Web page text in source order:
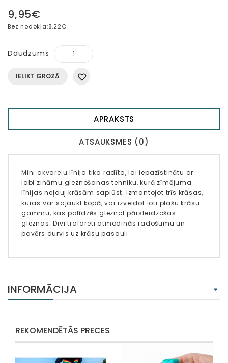
9,95€
Bez nodokļa:8,22€
Daudzums
IELIKT GROZĀ
APRAKSTS
ATSAUKSMES (0)
Mini akvareļu līnija tika radīta, lai iepazīstinātu ar
labi zināmu gleznošanas tehniku, kurā zīmējuma
līnijas neļauj krāsām saplūst. Izmantojot trīs krāsas,
kuras var sajaukt kopā, var izveidot ļoti plašu krāsu
gammu, kas palīdzēs gleznot pārsteidzošas
gleznas. Divi trafareti atmodinās radošumu un
pavērs durvis uz krāsu pasauli.
INFORMĀCIJA
REKOMENDĒTĀS PRECES